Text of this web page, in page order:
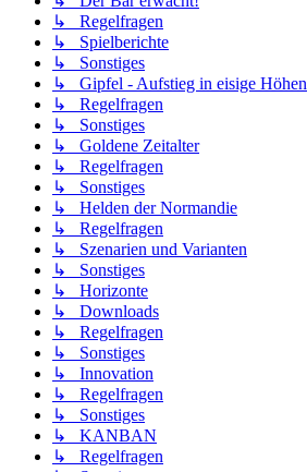
↳ Regelfragen
↳ Spielberichte
↳ Sonstiges
↳ Gipfel - Aufstieg in eisige Höhen
↳ Regelfragen
↳ Sonstiges
↳ Goldene Zeitalter
↳ Regelfragen
↳ Sonstiges
↳ Helden der Normandie
↳ Regelfragen
↳ Szenarien und Varianten
↳ Sonstiges
↳ Horizonte
↳ Downloads
↳ Regelfragen
↳ Sonstiges
↳ Innovation
↳ Regelfragen
↳ Sonstiges
↳ KANBAN
↳ Regelfragen